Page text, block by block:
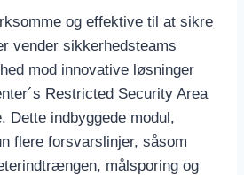
og effektive til at sikre
vender sikkerhedsteams
mod innovative løsninger
Restricted Security Area
Dette indbyggede modul,
flere forsvarslinjer, såsom
målsporing og